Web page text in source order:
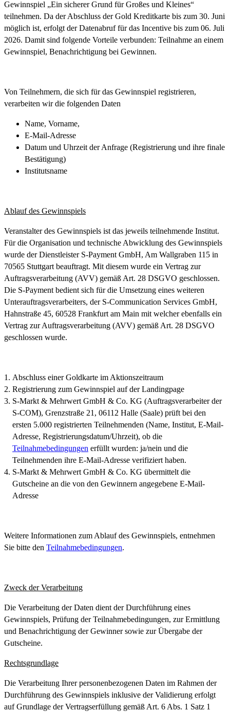
Gewinnspiel „Ein sicherer Grund für Großes und Kleines“
teilnehmen. Da der Abschluss der Gold Kreditkarte bis zum 30. Juni
möglich ist, erfolgt der Datenabruf für das Incentive bis zum 06. Juli
2026. Damit sind folgende Vorteile verbunden: Teilnahme an einem
Gewinnspiel, Benachrichtigung bei Gewinnen.
Von Teilnehmern, die sich für das Gewinnspiel registrieren,
verarbeiten wir die folgenden Daten
Name, Vorname,
E-Mail-Adresse
Datum und Uhrzeit der Anfrage (Registrierung und ihre finale
Bestätigung)
Institutsname
Ablauf des Gewinnspiels
Veranstalter des Gewinnspiels ist das jeweils teilnehmende Institut.
Für die Organisation und technische Abwicklung des Gewinnspiels
wurde der Dienstleister S-Payment GmbH, Am Wallgraben 115 in
70565 Stuttgart beauftragt. Mit diesem wurde ein Vertrag zur
Auftragsverarbeitung (AVV) gemäß Art. 28 DSGVO geschlossen.
Die S-Payment bedient sich für die Umsetzung eines weiteren
Unterauftragsverarbeiters, der S-Communication Services GmbH,
Hahnstraße 45, 60528 Frankfurt am Main mit welcher ebenfalls ein
Vertrag zur Auftragsverarbeitung (AVV) gemäß Art. 28 DSGVO
geschlossen wurde.
Abschluss einer Goldkarte im Aktionszeitraum
Registrierung zum Gewinnspiel auf der Landingpage
S-Markt & Mehrwert GmbH & Co. KG (Auftragsverarbeiter der
S-COM), Grenzstraße 21, 06112 Halle (Saale) prüft bei den
ersten 5.000 registrierten Teilnehmenden (Name, Institut, E-Mail-
Adresse, Registrierungsdatum/Uhrzeit), ob die
Teilnahmebedingungen erfüllt wurden: ja/nein und die
Teilnehmenden ihre E-Mail-Adresse verifiziert haben.
S-Markt & Mehrwert GmbH & Co. KG übermittelt die
Gutscheine an die von den Gewinnern angegebene E-Mail-
Adresse
Weitere Informationen zum Ablauf des Gewinnspiels, entnehmen
Sie bitte den Teilnahmebedingungen.
Zweck der Verarbeitung
Die Verarbeitung der Daten dient der Durchführung eines
Gewinnspiels, Prüfung der Teilnahmebedingungen, zur Ermittlung
und Benachrichtigung der Gewinner sowie zur Übergabe der
Gutscheine.
Rechtsgrundlage
Die Verarbeitung Ihrer personenbezogenen Daten im Rahmen der
Durchführung des Gewinnspiels inklusive der Validierung erfolgt
auf Grundlage der Vertragserfüllung gemäß Art. 6 Abs. 1 Satz 1